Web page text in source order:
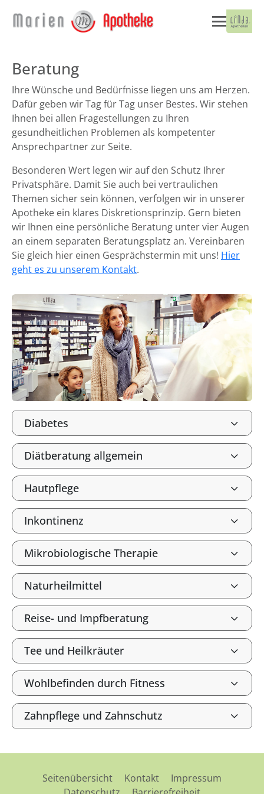
Beratung
Ihre Wünsche und Bedürfnisse liegen uns am Herzen.
Dafür geben wir Tag für Tag unser Bestes. Wir stehen
Ihnen bei allen Fragestellungen zu Ihren
gesundheitlichen Problemen als kompetenter
Ansprechpartner zur Seite.
Besonderen Wert legen wir auf den Schutz Ihrer
Privatsphäre. Damit Sie auch bei vertraulichen
Themen sicher sein können, verfolgen wir in unserer
Apotheke ein klares Diskretionsprinzip. Gern bieten
wir Ihnen eine persönliche Beratung unter vier Augen
an einem separaten Beratungsplatz an. Vereinbaren
Sie gleich hier einen Gesprächstermin mit uns! Hier
geht es zu unserem Kontakt.
Diabetes
Diätberatung allgemein
Hautpflege
Inkontinenz
Mikrobiologische Therapie
Naturheilmittel
Reise- und Impfberatung
Tee und Heilkräuter
Wohlbefinden durch Fitness
Zahnpflege und Zahnschutz
Seitenübersicht Kontakt
Impressum